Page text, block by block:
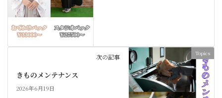
Topics
次の記事
きものメンテナンス
2026年6月19日